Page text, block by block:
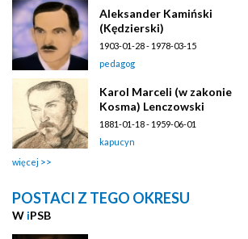
Aleksander Kamiński
(Kędzierski)
1903-01-28 - 1978-03-15
pedagog
Karol Marceli (w zakonie
Kosma) Lenczowski
1881-01-18 - 1959-06-01
kapucyn
więcej
POSTACI Z TEGO OKRESU
W iPSB